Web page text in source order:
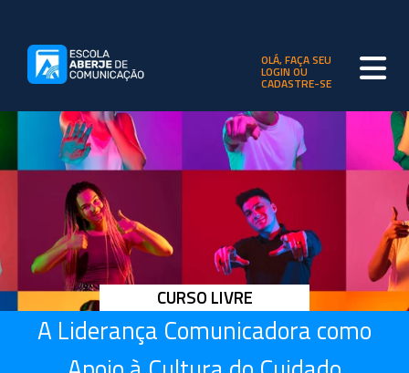
OLÁ, FAÇA SEU
LOGIN OU
CADASTRE-SE
CURSO LIVRE
A Liderança Comunicadora como